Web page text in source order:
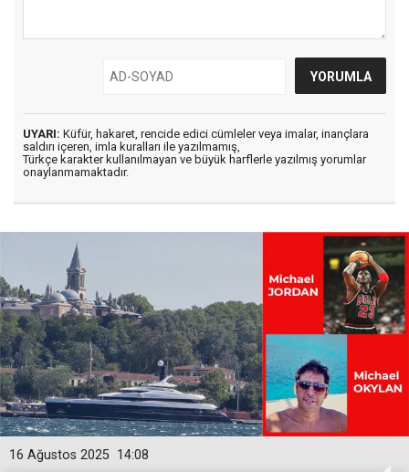
UYARI: Küfür, hakaret, rencide edici cümleler veya imalar, inançlara
saldırı içeren, imla kuralları ile yazılmamış,
Türkçe karakter kullanılmayan ve büyük harflerle yazılmış yorumlar
onaylanmamaktadır.
14:08
16 Ağustos 2025